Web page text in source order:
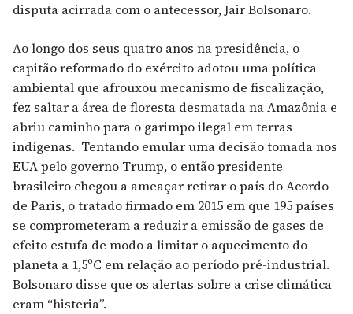
disputa acirrada com o antecessor, Jair Bolsonaro.
Ao longo dos seus quatro anos na presidência, o
capitão reformado do exército adotou uma política
ambiental que afrouxou mecanismo de fiscalização,
fez saltar a área de floresta desmatada na Amazônia e
abriu caminho para o garimpo ilegal em terras
indígenas. Tentando emular uma decisão tomada nos
EUA pelo governo Trump, o então presidente
brasileiro chegou a ameaçar retirar o país do Acordo
de Paris, o tratado firmado em 2015 em que 195 países
se comprometeram a reduzir a emissão de gases de
efeito estufa de modo a limitar o aquecimento do
planeta a 1,5ºC em relação ao período pré-industrial.
Bolsonaro disse que os alertas sobre a crise climática
eram “histeria”.